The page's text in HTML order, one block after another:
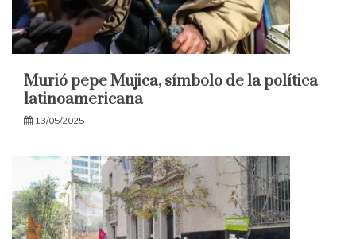
Murió pepe Mujica, símbolo de la política
latinoamericana
13/05/2025